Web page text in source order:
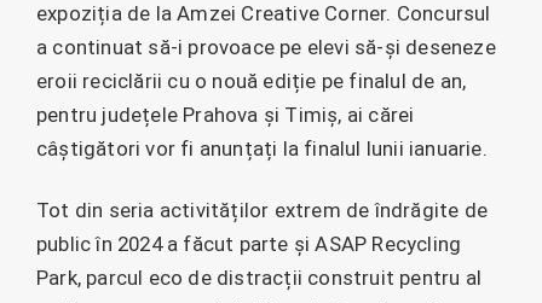
expoziția de la Amzei Creative Corner. Concursul
a continuat să-i provoace pe elevi să-și deseneze
eroii reciclării cu o nouă ediție pe finalul de an,
pentru județele Prahova și Timiș, ai cărei
câștigători vor fi anunțați la finalul lunii ianuarie.
Tot din seria activităților extrem de îndrăgite de
public în 2024 a făcut parte și ASAP Recycling
Park, parcul eco de distracții construit pentru al